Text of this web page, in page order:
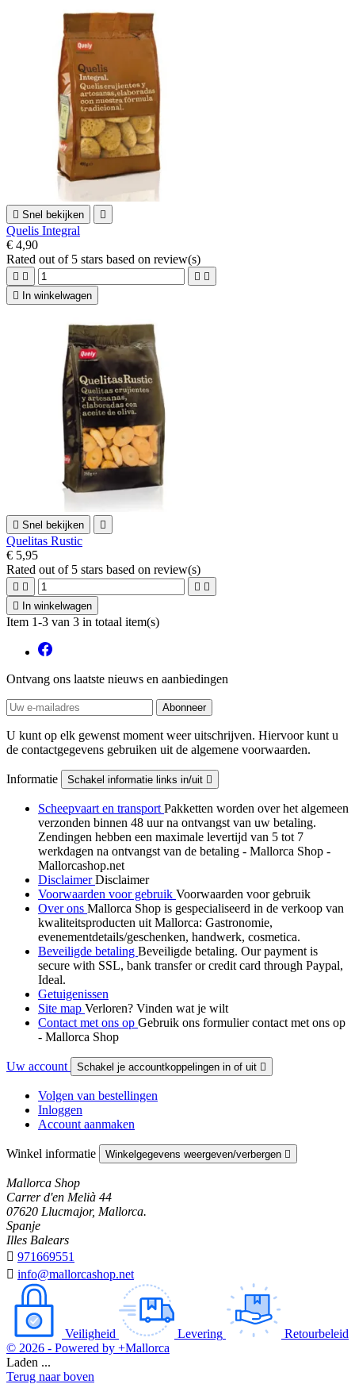
 Snel bekijken 
Quelis Integral
€ 4,90
Rated out of 5 stars based on review(s)
   

In winkelwagen
 Snel bekijken 
Quelitas Rustic
€ 5,95
Rated out of 5 stars based on review(s)
   

In winkelwagen
Item 1-3 van 3 in totaal item(s)
Ontvang ons laatste nieuws en aanbiedingen
U kunt op elk gewenst moment weer uitschrijven. Hiervoor kunt u
de contactgegevens gebruiken uit de algemene voorwaarden.
Informatie Schakel informatie links in/uit 
Scheepvaart en transport Pakketten worden over het algemeen
verzonden binnen 48 uur na ontvangst van uw betaling.
Zendingen hebben een maximale levertijd van 5 tot 7
werkdagen na ontvangst van de betaling - Mallorca Shop -
Mallorcashop.net
DisclaimerDisclaimer
Voorwaarden voor gebruik Voorwaarden voor gebruik
Over ons Mallorca Shop is gespecialiseerd in de verkoop van
kwaliteitsproducten uit Mallorca: Gastronomie,
evenementdetails/geschenken, handwerk, cosmetica.
Beveiligde betaling Beveiligde betaling. Our payment is
secure with SSL, bank transfer or credit card through Paypal,
Ideal.
Getuigenissen
Site map Verloren? Vinden wat je wilt
Contact met ons op Gebruik ons formulier contact met ons op
- Mallorca Shop
Uw account Schakel je accountkoppelingen in of uit 
Volgen van bestellingen
Inloggen
Account aanmaken
Winkel informatie Winkelgegevens weergeven/verbergen 
Mallorca Shop
Carrer d'en Melià 44
07620 Llucmajor, Mallorca.
Spanje
Illes Balears
 971669551
 info@mallorcashop.net
Veiligheid Levering
Retourbeleid
© 2026 - Powered by +Mallorca
Laden ...
Terug naar boven